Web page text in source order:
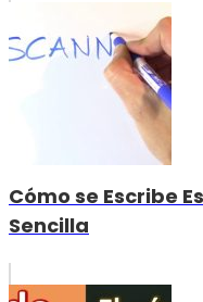
Cómo se Escribe
Sencilla